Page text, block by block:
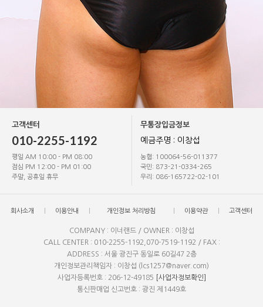
고객센터
010-2255-1192
평일 AM 10:00 - PM 08:00
점심 PM 12:00 - PM 01:00
주말, 공휴일 휴무
무통장입금정보
예금주명 : 이창섭
농협: 100064-56-011377
국민: 873-21-0334-265
우리: 086-165722-02-101
회사소개 이용안내 개인정보 처리방침 이용약관 고객센터
COMPANY : 이너랜드 / OWNER : 이창섭
CALL CENTER : 010-2255-1192,070-7519-1192 / FAX :
ADDRESS : 서울 광진구 동일로 60길47 2층
개인정보관리책임자 : 이창섭 (lcs1257@naver.com)
사업자등록번호 : 206-12-49185
[사업자정보확인]
통신판매업 신고번호 : 광진 제1449호